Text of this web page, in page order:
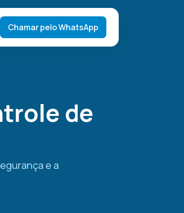
Chamar pelo WhatsApp
de
e a